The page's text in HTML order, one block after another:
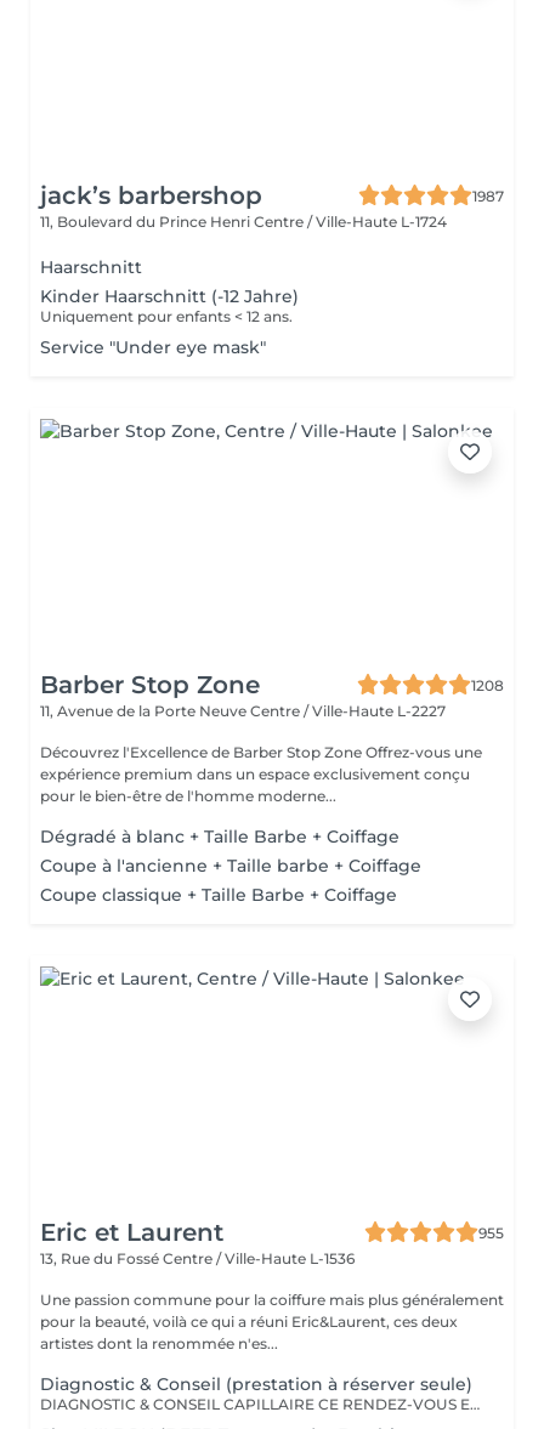
jack’s barbershop
1987
11, Boulevard du Prince Henri Centre / Ville-Haute L-1724
Haarschnitt
Kinder Haarschnitt (-12 Jahre)
Uniquement pour enfants < 12 ans.
Service "Under eye mask"
Barber Stop Zone
1208
11, Avenue de la Porte Neuve Centre / Ville-Haute L-2227
Découvrez l'Excellence de Barber Stop Zone Offrez-vous une
expérience premium dans un espace exclusivement conçu
pour le bien-être de l'homme moderne...
Dégradé à blanc + Taille Barbe + Coiffage
Coupe à l'ancienne + Taille barbe + Coiffage
Coupe classique + Taille Barbe + Coiffage
Eric et Laurent
955
13, Rue du Fossé Centre / Ville-Haute L-1536
Une passion commune pour la coiffure mais plus généralement
pour la beauté, voilà ce qui a réuni Eric&Laurent, ces deux
artistes dont la renommée n'es...
Diagnostic & Conseil (prestation à réserver seule)
DIAGNOSTIC & CONSEIL CAPILLAIRE CE RENDEZ-VOUS EST EXCLUSIVEMENT RÉSERVÉ À UNE PREMIÈRE RENCONTRE AVEC NOTRE EXPERT CAPILLAIRE AFIN DE RÉALISER UN DIAGNOSTIC PERSONNALISÉ DE VOS CHEVEUX ET DE VOTRE CUIR CHEVELU. CETTE CONSULTATION DOIT ÊTRE RÉSERVÉE SEULE ET NE PEUT ÊTRE ASSOCIÉE À AUCUNE AUTRE PRESTATION OU RÉSERVATION. À L'ISSUE DE CET ÉCHANGE, UN ACCOMPAGNEMENT ET DES RECOMMANDATIONS ADAPTÉS À VOS BESOINS POURRONT VOUS ÊTRE PROPOSÉS. Diagnostic & Conseil Capillaire Prenez un moment privilégié pour échanger autour de vos cheveux, de vos envies et de vos habitudes. Lors de ce rendez-vous, nous réalisons un diagnostic personnalisé du cuir chevelu et de la fibre capillaire, nous vous orientons vers les coupes, couleurs et traitements les plus adaptés à votre image, à votre routine et à la beauté naturelle de vos cheveux. Nous vous apportons également des conseils personnalisés sur l'entretien à la maison ainsi que sur les produits les plus adaptés à vos besoins pour prolonger les résultats et préserver la beauté de vos cheveux au quotidien. Ce moment permet aussi de répondre à toutes vos questions et de construire ensemble un résultat entièrement sur mesure.